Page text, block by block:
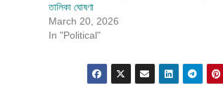
তালিকা ঘোষণা
March 20, 2026
In "Political"